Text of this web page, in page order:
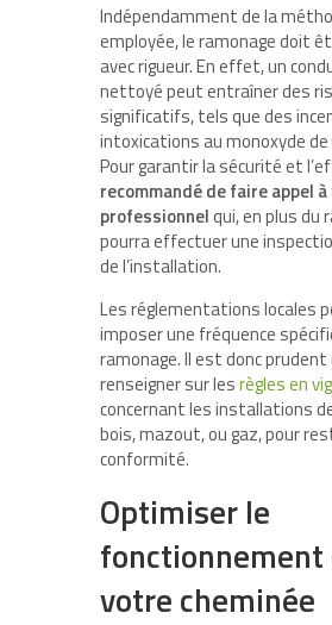
Indépendamment de la
employée, le ramonage doit
avec rigueur. En effet, un
nettoyé peut entraîner des
significatifs, tels que des
intoxications au monoxyde de
Pour garantir la sécurité et
recommandé de faire appel à
professionnelqui, en plus du
pourra effectuer une
de l’installation.
Les réglementations locales
imposer une fréquence
ramonage. Il est donc prudent
renseigner sur lesrègles en
concernant les installations
bois, mazout, ou gaz, pour
conformité.
Optimiser le
fonctionnement
votre cheminée